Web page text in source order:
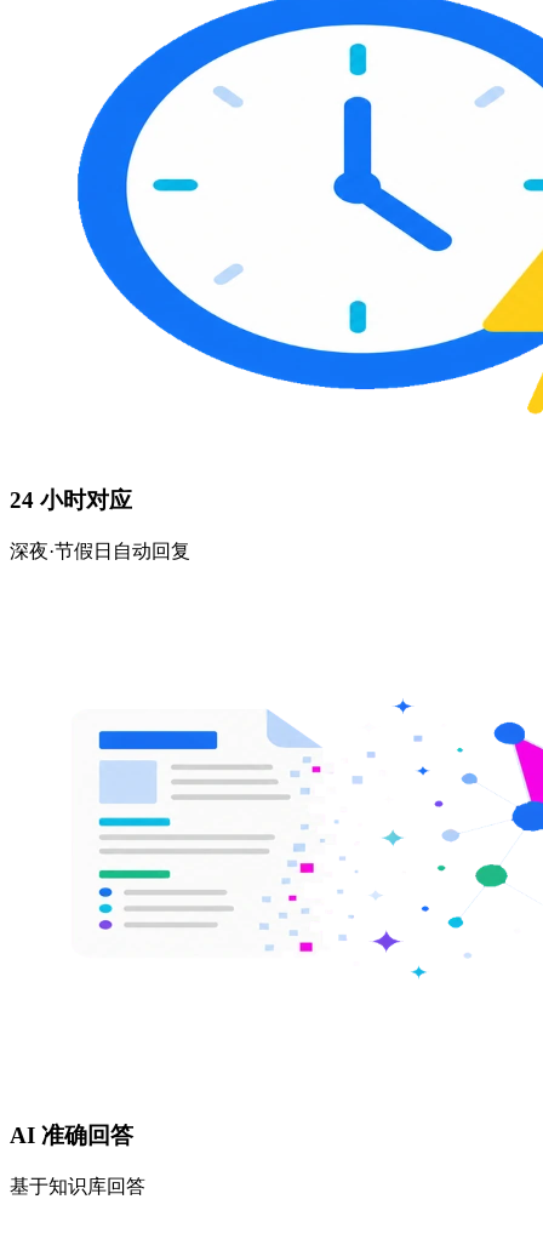
24 小时对应
深夜·节假日自动回复
AI 准确回答
基于知识库回答